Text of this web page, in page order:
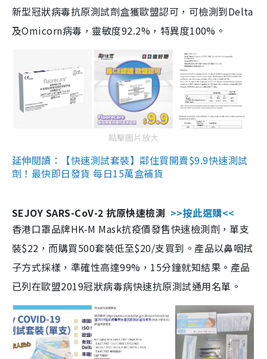
新型冠狀病毒抗原測試劑盒獲歐盟認可，可檢測到Delta
及Omicorn病毒，靈敏度92.2%，特異度100%。
點擊圖片放大
延伸閱讀：【快速測試套裝】鄰住買開賣$9.9快速測試
劑！最快即日發貨 每日15萬盒補貨
SEJOY SARS-CoV-2 抗原快速檢測 >>按此選購<<
香港口罩品牌HK-M Mask抗疫價發售快速檢測劑，單支
裝$22，而購買500套裝低至$20/支買到。產品以鼻咽拭
子方式採樣，準確性高達99%，15分鐘就知結果。產品
已列在歐盟2019冠狀病毒病快速抗原測試通用名單。